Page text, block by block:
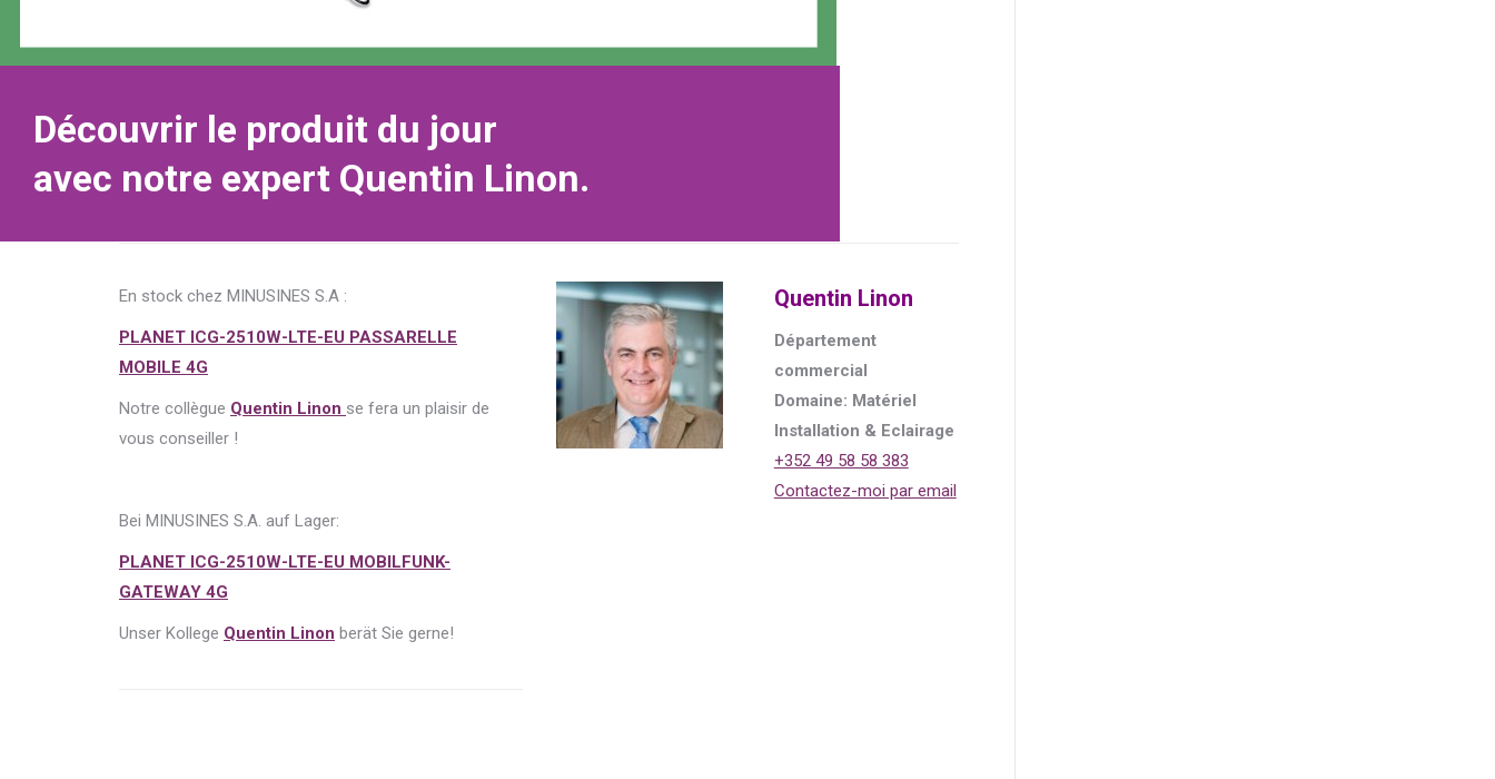
Découvrir le produit du jour
avec notre expert Quentin Linon.
En stock chez MINUSINES S.A :
PLANET ICG-2510W-LTE-EU PASSARELLE
MOBILE 4G
Notre collègue Quentin Linon se fera un plaisir de
vous conseiller !
Bei MINUSINES S.A. auf Lager:
PLANET ICG-2510W-LTE-EU MOBILFUNK-
GATEWAY 4G
Unser Kollege Quentin Linon berät Sie gerne!
Quentin Linon
Département
commercial
Domaine: Matériel
Installation & Eclairage
+352 49 58 58 383
Contactez-moi par email